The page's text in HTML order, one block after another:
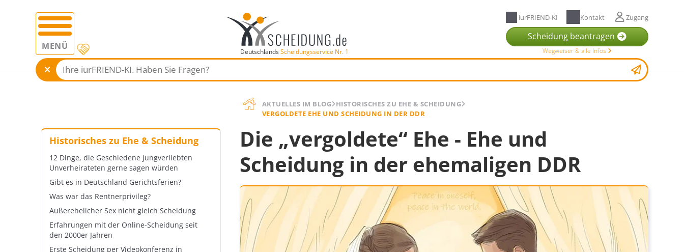
MENÜ DeutschlandsScheidungsservice Nr. 1
iurFRIEND-KI Kontakt Zugang
Scheidung beantragen
Wegweiser & alle Infos
AKTUELLES IM BLOG HISTORISCHES ZU EHE & SCHEIDUNG
VERGOLDETE EHE UND SCHEIDUNG IN DER DDR
Historisches zu Ehe & Scheidung
12 Dinge, die Geschiedene jungverliebten
Unverheirateten gerne sagen würden
Gibt es in Deutschland Gerichtsferien?
Was war das Rentnerprivileg?
Außerehelicher Sex nicht gleich Scheidung
Erfahrungen mit der Online-Scheidung seit
den 2000er Jahren
Erste Scheidung per Videokonferenz in
Die „vergoldete“ Ehe - Ehe und
Scheidung in der ehemaligen DDR